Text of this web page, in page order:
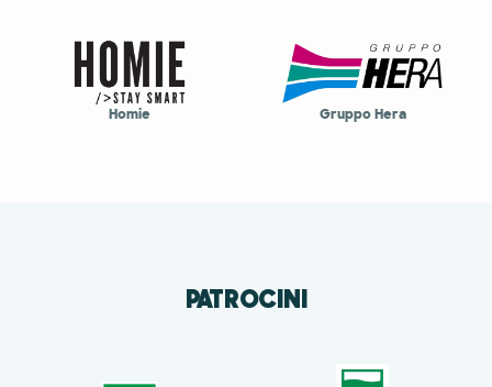
Homie Gruppo Hera
PATROCINI